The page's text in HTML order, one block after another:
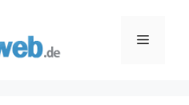
Menü